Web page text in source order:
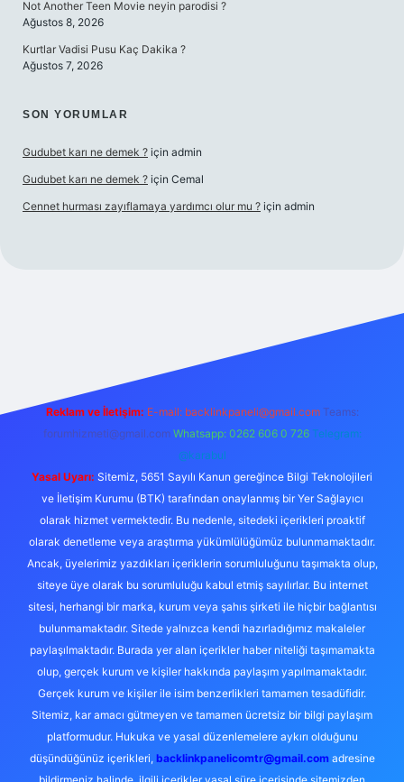
Not Another Teen Movie neyin parodisi ?
Ağustos 8, 2026
Kurtlar Vadisi Pusu Kaç Dakika ?
Ağustos 7, 2026
SON YORUMLAR
Gudubet karı ne demek ? için admin
Gudubet karı ne demek ? için Cemal
Cennet hurması zayıflamaya yardımcı olur mu ? için admin
Reklam ve İletişim: E-mail: backlinkpaneli@gmail.com Teams:
forumhizmeti@gmail.com Whatsapp: 0262 606 0 726 Telegram:
@karabul
Yasal Uyarı: Sitemiz, 5651 Sayılı Kanun gereğince Bilgi Teknolojileri
ve İletişim Kurumu (BTK) tarafından onaylanmış bir Yer Sağlayıcı
olarak hizmet vermektedir. Bu nedenle, sitedeki içerikleri proaktif
olarak denetleme veya araştırma yükümlülüğümüz bulunmamaktadır.
Ancak, üyelerimiz yazdıkları içeriklerin sorumluluğunu taşımakta olup,
siteye üye olarak bu sorumluluğu kabul etmiş sayılırlar. Bu internet
sitesi, herhangi bir marka, kurum veya şahıs şirketi ile hiçbir bağlantısı
bulunmamaktadır. Sitede yalnızca kendi hazırladığımız makaleler
paylaşılmaktadır. Burada yer alan içerikler haber niteliği taşımamakta
olup, gerçek kurum ve kişiler hakkında paylaşım yapılmamaktadır.
Gerçek kurum ve kişiler ile isim benzerlikleri tamamen tesadüfidir.
Sitemiz, kar amacı gütmeyen ve tamamen ücretsiz bir bilgi paylaşım
platformudur. Hukuka ve yasal düzenlemelere aykırı olduğunu
düşündüğünüz içerikleri, backlinkpanelicomtr@gmail.comadresine